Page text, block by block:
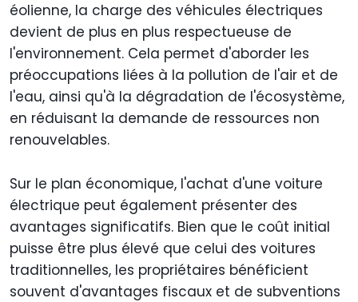
éolienne, la charge des véhicules électriques
devient de plus en plus respectueuse de
l'environnement. Cela permet d'aborder les
préoccupations liées à la pollution de l'air et de
l'eau, ainsi qu'à la dégradation de l'écosystème,
en réduisant la demande de ressources non
renouvelables.
Sur le plan économique, l'achat d'une voiture
électrique peut également présenter des
avantages significatifs. Bien que le coût initial
puisse être plus élevé que celui des voitures
traditionnelles, les propriétaires bénéficient
souvent d'avantages fiscaux et de subventions